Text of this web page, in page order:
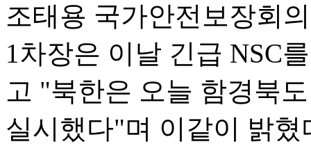
조태용 국가안전보장회
1차장은 이날 긴급 NSC
고 "북한은 오늘 함경북
실시했다"며 이같이 밝혔